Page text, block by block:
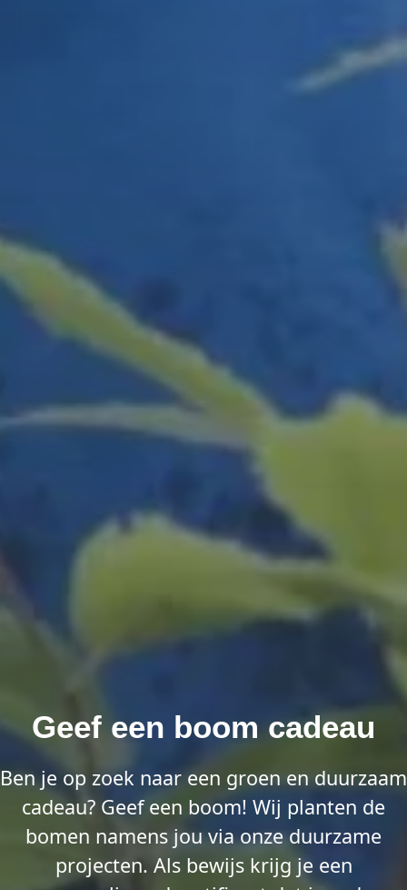
Geef een boom cadeau
Ben je op zoek naar een groen en duurzaam
cadeau? Geef een boom! Wij planten de
bomen namens jou via onze duurzame
projecten. Als bewijs krijg je een